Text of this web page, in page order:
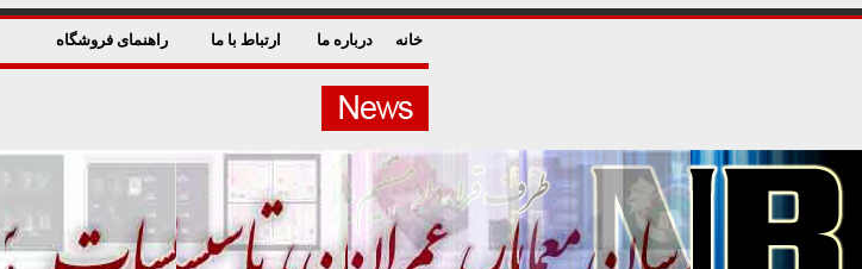
خانه درباره ما ارتباط با ما راهنمای فروشگاه